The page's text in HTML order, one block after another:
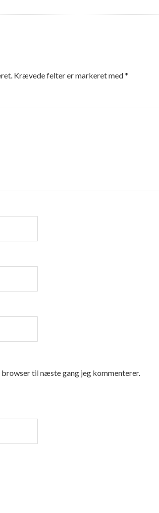
Krævede felter er markeret med*
til næste gang jeg kommenterer.